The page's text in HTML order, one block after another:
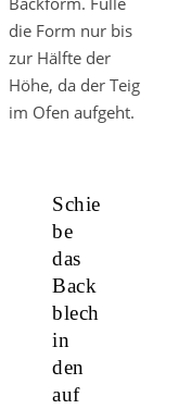
die Form nur bis
zur Hälfte der
Höhe, da der Teig
im Ofen aufgeht.
Schie
be
das
Back
blech
in
den
auf